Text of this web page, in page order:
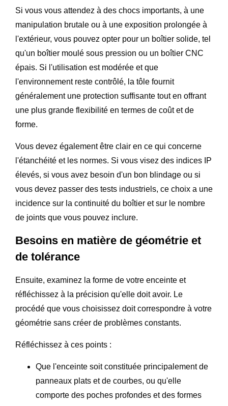
Si vous vous attendez à des chocs importants, à une
manipulation brutale ou à une exposition prolongée à
l'extérieur, vous pouvez opter pour un boîtier solide, tel
qu'un boîtier moulé sous pression ou un boîtier CNC
épais. Si l'utilisation est modérée et que
l'environnement reste contrôlé, la tôle fournit
généralement une protection suffisante tout en offrant
une plus grande flexibilité en termes de coût et de
forme.
Vous devez également être clair en ce qui concerne
l'étanchéité et les normes. Si vous visez des indices IP
élevés, si vous avez besoin d'un bon blindage ou si
vous devez passer des tests industriels, ce choix a une
incidence sur la continuité du boîtier et sur le nombre
de joints que vous pouvez inclure.
Besoins en matière de géométrie et
de tolérance
Ensuite, examinez la forme de votre enceinte et
réfléchissez à la précision qu'elle doit avoir. Le
procédé que vous choisissez doit correspondre à votre
géométrie sans créer de problèmes constants.
Réfléchissez à ces points :
Que l'enceinte soit constituée principalement de
panneaux plats et de courbes, ou qu'elle
comporte des poches profondes et des formes